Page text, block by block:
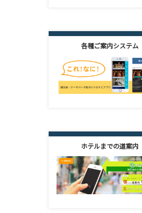
各種ご案内システム
ホテルまでの道案内